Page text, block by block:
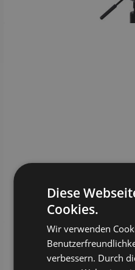
Diese
Cookies.
Wir verwenden
verbessern. Durch